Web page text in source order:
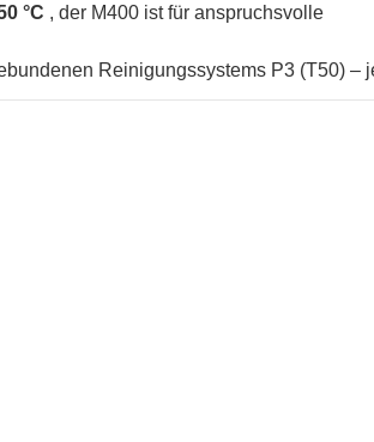
°C , der M400 ist für anspruchsvolle